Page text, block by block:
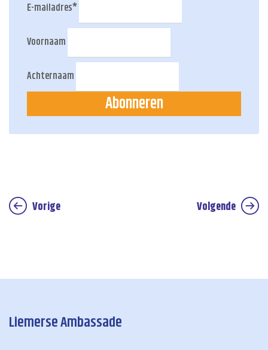
E-mailadres*
Voornaam
Achternaam
Abonneren
Vorige Volgende
Liemerse Ambassade